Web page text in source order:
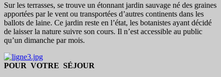
Sur les terrasses, se trouve un étonnant jardin sauvage né des graines
apportées par le vent ou transportées d’autres continents dans les
ballots de laine. Ce jardin reste en l’état, les botanistes ayant décidé
de laisser la nature suivre son cours. Il n’est accessible au public
qu’un dimanche par mois.
POUR VOTRE SÉJOUR